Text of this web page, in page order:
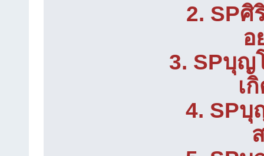
2. SPศิ
อ
3. SPบุญ
เ
4. SP